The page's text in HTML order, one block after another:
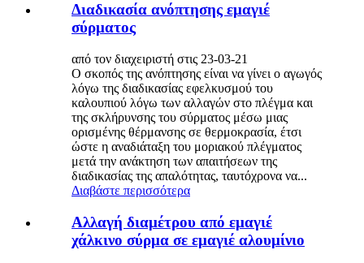
Διαδικασία ανόπτησης εμαγιέ
σύρματος
από τον διαχειριστή στις 23-03-21
Ο σκοπός της ανόπτησης είναι να γίνει ο αγωγός
λόγω της διαδικασίας εφελκυσμού του
καλουπιού λόγω των αλλαγών στο πλέγμα και
της σκλήρυνσης του σύρματος μέσω μιας
ορισμένης θέρμανσης σε θερμοκρασία, έτσι
ώστε η αναδιάταξη του μοριακού πλέγματος
μετά την ανάκτηση των απαιτήσεων της
διαδικασίας της απαλότητας, ταυτόχρονα να...
Διαβάστε περισσότερα
Αλλαγή διαμέτρου από εμαγιέ
χάλκινο σύρμα σε εμαγιέ αλουμίνιο